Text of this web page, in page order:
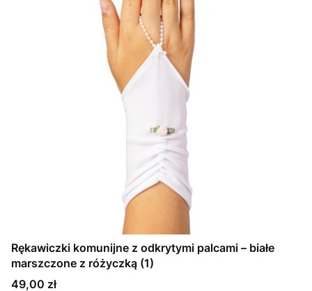
Rękawiczki komunijne z odkrytymi palcami – białe
marszczone z różyczką (1)
Cena
49,00 zł